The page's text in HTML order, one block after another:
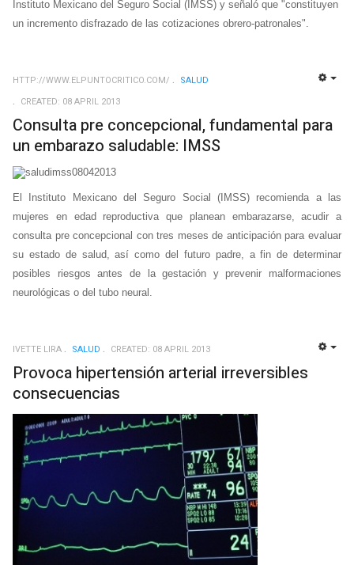
Instituto Mexicano del Seguro Social (IMSS) y señaló que "constituyen
un incremento disfrazado de las cotizaciones obrero-patronales".
HTTP://WWW.ELPUNTOCRITICO.COM/
SALUD
CREATED: 08 APRIL 2013
Consulta pre concepcional, fundamental para
un embarazo saludable: IMSS
El Instituto Mexicano del Seguro Social (IMSS) recomienda a las
mujeres en edad reproductiva que planean embarazarse, acudir a
consulta pre concepcional con tres meses de anticipación para evaluar
su estado de salud, así como del futuro padre, a fin de determinar
posibles riesgos antes de la gestación y prevenir malformaciones
neurológicas o del tubo neural.
IVETTE LIRA SALUD CREATED: 08 APRIL 2013
Provoca hipertensión arterial irreversibles
consecuencias